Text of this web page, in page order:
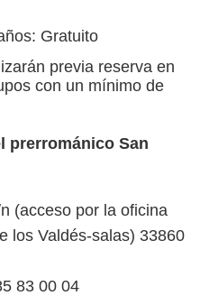
Gratuito
previa reserva en
con un mínimo de
prerrománico San
(acceso por la oficina
los Valdés-salas) 33860
83 00 04